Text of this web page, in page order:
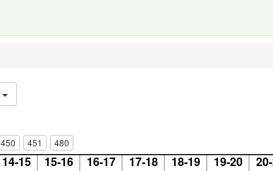
450 451 480
14-15 15-16 16-17 17-18 18-19 19-20